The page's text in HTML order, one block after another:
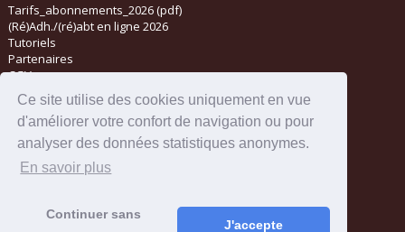
Ce site utilise des cookies uniquement en vue
d'améliorer votre confort de navigation ou pour
analyser des données statistiques anonymes.
En savoir plus
Continuer sans
J'accepte
Tarifs_abonnements_2026 (pdf)
(Ré)Adh./(ré)abt en ligne 2026
Tutoriels
Partenaires
CGV